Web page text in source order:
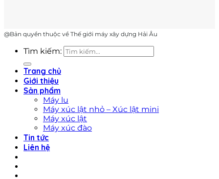
@Bản quyền thuộc về Thế giới máy xây dựng Hải Âu
Tìm kiếm:
Trang chủ
Giới thiệu
Sản phẩm
Máy lu
Máy xúc lật nhỏ – Xúc lật mini
Máy xúc lật
Máy xúc đào
Tin tức
Liên hệ